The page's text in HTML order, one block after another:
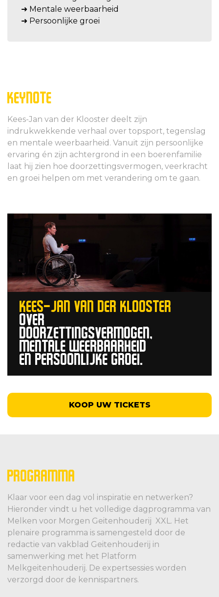
➜ Mentale weerbaarheid
➜ Persoonlijke groei
KEYNOTE
Kees-Jan van der Klooster deelt zijn
indrukwekkende verhaal over topsport, tegenslag
en mentale weerbaarheid. Vanuit zijn persoonlijke
ervaring én zijn achtergrond in een boerenfamilie
laat hij zien hoe doorzettingsvermogen, veerkracht
en groei helpen om met verandering om te gaan.
KEES-JAN VAN DER KLOOSTER
OVER
DOORZETTINGSVERMOGEN,
MENTALE WEERBAARHEID
EN PERSOONLIJKE GROEI.
KOOP UW TICKETS
PROGRAMMA
Klaar voor een dag vol inspiratie en netwerken?
Hieronder vindt u het volledige dagprogramma van
Melken voor Morgen Geitenhouderij XXL. Het
plenaire programma is samengesteld door de
redactie van vakblad Geitenhouderij in
samenwerking met het Platform
Melkgeitenhouderij. De expertsessies worden
verzorgd door de kennispartners.